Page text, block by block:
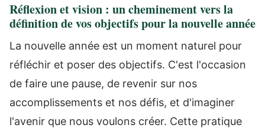
Réflexion et vision : un cheminement vers la
définition de vos objectifs pour la nouvelle année
La nouvelle année est un moment naturel pour
réfléchir et poser des objectifs. C'est l'occasion
de faire une pause, de revenir sur nos
accomplissements et nos défis, et d'imaginer
l'avenir que nous voulons créer. Cette pratique